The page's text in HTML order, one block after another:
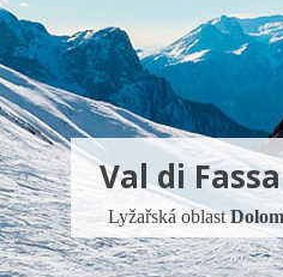
Val di
Lyžařská oblast